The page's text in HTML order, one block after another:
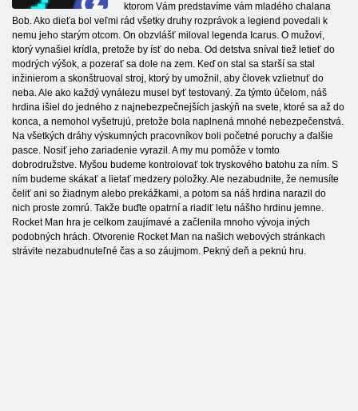
ktorom Vám predstavíme vám mladého chalana
Bob. Ako dieťa bol veľmi rád všetky druhy rozprávok a legiend povedali k
nemu jeho starým otcom. On obzvlášť miloval legenda Icarus. O mužovi,
ktorý vynašiel krídla, pretože by ísť do neba. Od detstva sníval tiež letieť do
modrých výšok, a pozerať sa dole na zem. Keď on stal sa starší sa stal
inžinierom a skonštruoval stroj, ktorý by umožnil, aby človek vzlietnuť do
neba. Ale ako každý vynálezu musel byť testovaný. Za týmto účelom, náš
hrdina išiel do jedného z najnebezpečnejších jaskýň na svete, ktoré sa až do
konca, a nemohol vyšetrujú, pretože bola naplnená mnohé nebezpečenstvá.
Na všetkých dráhy výskumných pracovníkov boli početné poruchy a ďalšie
pasce. Nosiť jeho zariadenie vyrazil. A my mu pomôže v tomto
dobrodružstve. Myšou budeme kontrolovať tok tryskového batohu za ním. S
ním budeme skákať a lietať medzery položky. Ale nezabudnite, že nemusíte
čeliť ani so žiadnym alebo prekážkami, a potom sa náš hrdina narazil do
nich proste zomrú. Takže buďte opatrní a riadiť letu nášho hrdinu jemne.
Rocket Man hra je celkom zaujímavé a začlenila mnoho vývoja iných
podobných hrách. Otvorenie Rocket Man na našich webových stránkach
strávite nezabudnuteľné čas a so záujmom. Pekný deň a peknú hru.